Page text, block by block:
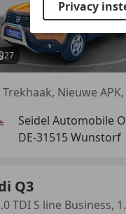
27
Trekhaak, Nieuwe
Seidel Automobile
DE-31515 Wunstorf
Q3
TDI S line Business,
Privacy